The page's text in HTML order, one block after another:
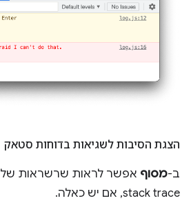
הצגת הסיבות לשגיאות בדוחות סטאק
ב-מסוף אפשר לראות שרשראות של
stack trace, אם יש כאלה.